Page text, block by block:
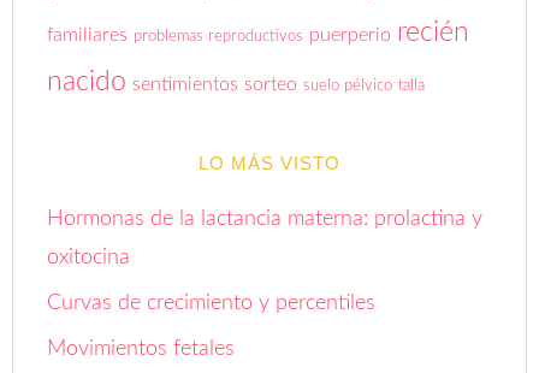
familiares problemas reproductivos puerperio recién
nacido sentimientos sorteo suelo pélvico talla
LO MÁS VISTO
Hormonas de la lactancia materna: prolactina y
oxitocina
Curvas de crecimiento y percentiles
Movimientos fetales